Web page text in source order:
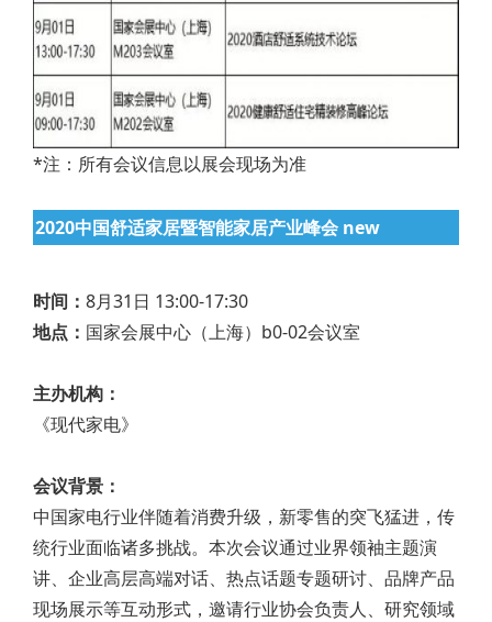
*注：所有会议信息以展会现场为准
2020中国舒适家居暨智能家居产业峰会 new
时间： 8月31日 13:00-17:30
地点： 国家会展中心（上海）b0-02会议室
主办机构：
《现代家电》
会议背景：
中国家电行业伴随着消费升级，新零售的突飞猛进，传
统行业面临诸多挑战。本次会议通过业界领袖主题演
讲、企业高层高端对话、热点话题专题研讨、品牌产品
现场展示等互动形式，邀请行业协会负责人、研究领域